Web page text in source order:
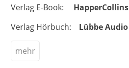
Verlag E-Book: HapperCollins
Verlag Hörbuch: Lübbe Audio
mehr